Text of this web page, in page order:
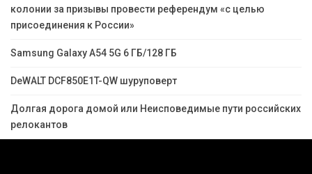
колонии за призывы провести референдум «с целью
присоединения к России»
Samsung Galaxy A54 5G 6 ГБ/128 ГБ
DeWALT DCF850E1T-QW шуруповерт
Долгая дорога домой или Неисповедимые пути российских
релокантов